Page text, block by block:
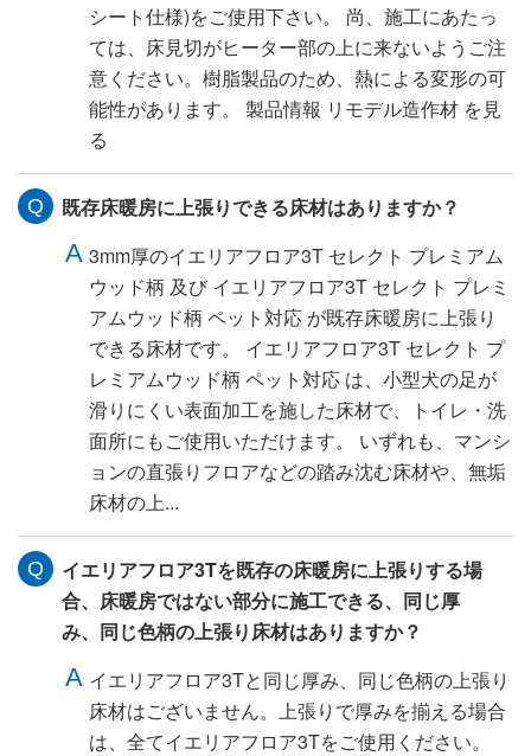
シート仕様)をご使用下さい。 尚、施工にあたっ
ては、床見切がヒーター部の上に来ないようご注
意ください。樹脂製品のため、熱による変形の可
能性があります。 製品情報 リモデル造作材 を見
る
既存床暖房に上張りできる床材はありますか？
3mm厚のイエリアフロア3T セレクト プレミアム
ウッド柄 及び イエリアフロア3T セレクト プレミ
アムウッド柄 ペット対応 が既存床暖房に上張り
できる床材です。 イエリアフロア3T セレクト プ
レミアムウッド柄 ペット対応 は、小型犬の足が
滑りにくい表面加工を施した床材で、トイレ・洗
面所にもご使用いただけます。 いずれも、マンシ
ョンの直張りフロアなどの踏み沈む床材や、無垢
床材の上...
イエリアフロア3Tを既存の床暖房に上張りする場
合、床暖房ではない部分に施工できる、同じ厚
み、同じ色柄の上張り床材はありますか？
イエリアフロア3Tと同じ厚み、同じ色柄の上張り
床材はございません。上張りで厚みを揃える場合
は、全てイエリアフロア3Tをご使用ください。